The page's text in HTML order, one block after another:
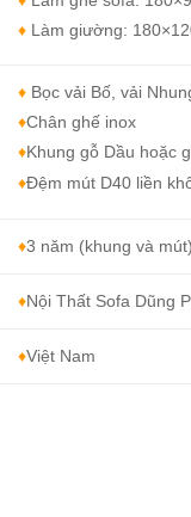
♦ Làm giường:
♦ Bọc vải Bố, vải
♦Chân ghế inox
♦Khung gỗ Dầu hoặc
♦Đệm mút D40 liền
♦3 năm (khung và mút)
♦Nội Thất Sofa Dũng
♦Việt Nam